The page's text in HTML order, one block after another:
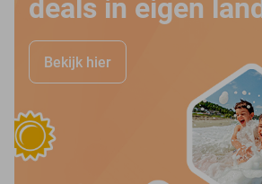
deals in eigen land
Bekijk hier